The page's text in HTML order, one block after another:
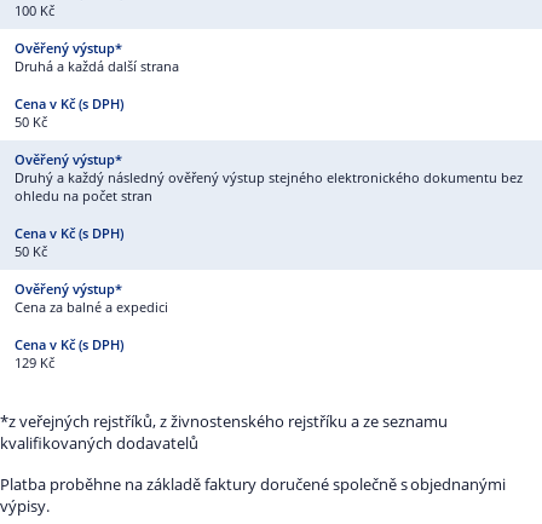
100 Kč
Druhá a každá další strana
50 Kč
Druhý a každý následný ověřený výstup stejného elektronického dokumentu bez
ohledu na počet stran
50 Kč
Cena za balné a expedici
129 Kč
*z veřejných rejstříků, z živnostenského rejstříku a ze seznamu
kvalifikovaných dodavatelů
Platba proběhne na základě faktury doručené společně s objednanými
výpisy.